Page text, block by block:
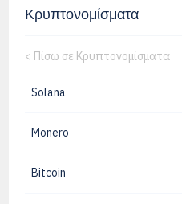
Κρυπτονομίσματα
< Πίσω σε Κρυπτονομίσματα
Solana
Monero
Bitcoin